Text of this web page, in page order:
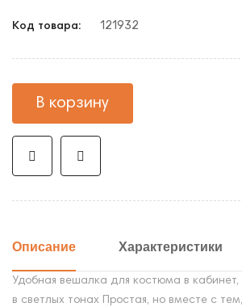
Код товара: 121932
В корзину
Описание Характеристики
Удобная вешалка для костюма в
в светлых тонах Простая, но вместе с